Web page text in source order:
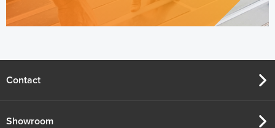
Contact
Showroom